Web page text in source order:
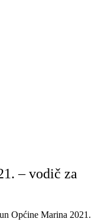
– vodič za
Općine Marina 2021.